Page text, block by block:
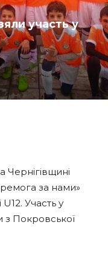
участь у
Чернігівщині
за нами»
U12. Участь у
з Покровської